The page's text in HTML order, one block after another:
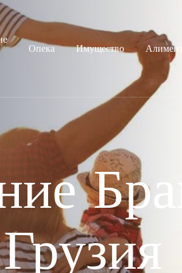
Опека Имущество